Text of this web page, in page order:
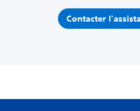
Contacter